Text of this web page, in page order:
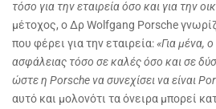
τόσο για την εταιρεία όσο και για την
μέτοχος, ο Δρ Wolfgang Porsche
που φέρει για την εταιρεία:«Για μένα,
ασφάλειας τόσο σε καλές όσο και σε
ώστε η Porsche να συνεχίσει να είναι
αυτό και μολονότι τα όνειρα μπορεί